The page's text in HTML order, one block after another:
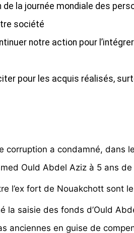
de la journée mondiale des
société.
notre action pour
pour les acquis réalisés,
corruption a condamné, dans
Ould Abdel Aziz à 5 ans
l’ex fort de Nouakchott sont
la saisie des fonds d’Ould
anciennes en guise de